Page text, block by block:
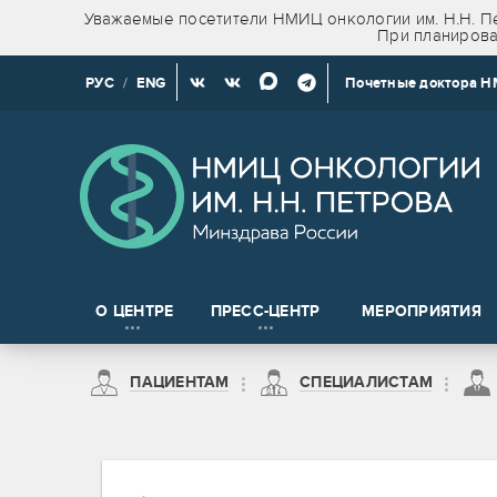
Уважаемые посетители НМИЦ онкологии им. Н.Н.
При
РУС / ENG Почетные доктора
О ЦЕНТРЕ ПРЕСС-ЦЕНТР МЕРОПРИЯТИЯ
ПАЦИЕНТАМ СПЕЦИАЛИСТАМ